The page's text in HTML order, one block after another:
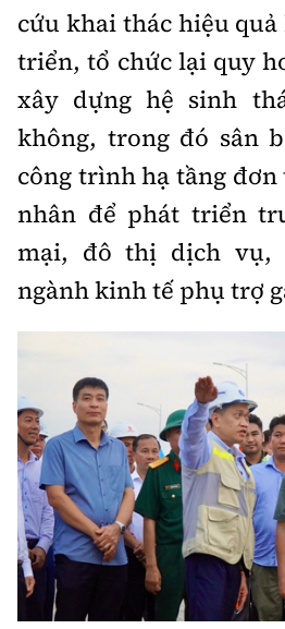
cứu khai thác hiệu
triển, tổ chức lại quy
xây dựng hệ sinh
không, trong đó sân
công trình hạ tầng
nhân để phát triển
mại, đô thị dịch vụ,
ngành kinh tế phụ trợ